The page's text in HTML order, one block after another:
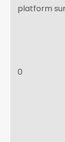
platform
0